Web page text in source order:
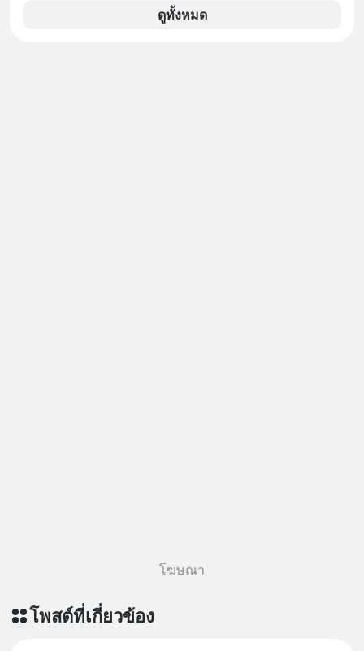
ตามมาคือ โทรศัพท์ของเขากลายเป็น
ความเงียบสนิทนานถึง 14 เดือนเต็ม แต่
ว่าเขี้ยวลากดินสุดๆ มันจะน่าปวดหัว
ดูทั้งหมด
โฆษณา
โพสต์ที่เกี่ยวข้อง